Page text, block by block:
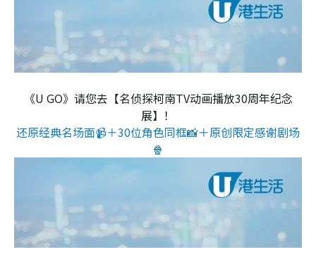
《U GO》请您去【名侦探柯南TV动画播放30周年纪念
展】！
还原经典名场面📹＋30位角色同框📸＋原创限定感谢剧场
🍿